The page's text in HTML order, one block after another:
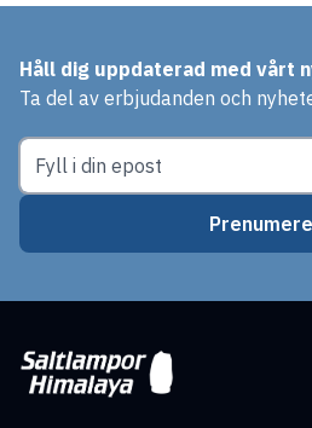
Håll dig uppdaterad med vårt
Ta del av erbjudanden och